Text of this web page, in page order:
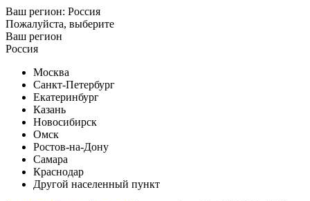
Ваш регион: Россия
Пожалуйста, выберите
Ваш регион
Россия
Москва
Санкт-Петербург
Екатеринбург
Казань
Новосибирск
Омск
Ростов-на-Дону
Самара
Краснодар
Другой населенный пункт